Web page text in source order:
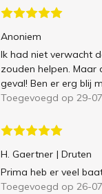
Anoniem
Ik had niet verwacht
zouden helpen. Maar
geval! Ben er erg blij
Toegevoegd op 29-
H. Gaertner | Druten
Prima heb er veel
Toegevoegd op 26-